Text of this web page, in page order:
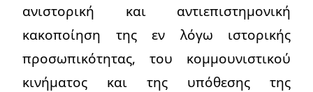
ανιστορική και αντιεπιστημονική
κακοποίηση της εν λόγω ιστορικής
προσωπικότητας, του κομμουνιστικού
κινήματος και της υπόθεσης της